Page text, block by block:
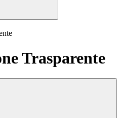
Trasparente